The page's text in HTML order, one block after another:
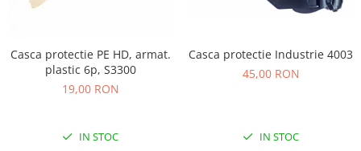
Casca protectie PE HD, armat.
plastic 6p, S3300
19,00 RON
IN STOC
Casca protectie Industrie 4003
45,00 RON
IN STOC